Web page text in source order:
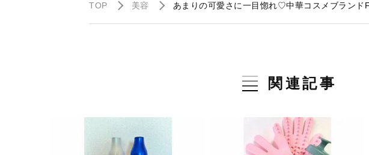
TOP 美容 あまりの可愛さに一目惚れ♡中華コスメブランド
関連記事